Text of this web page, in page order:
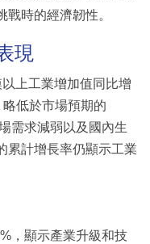
時的經濟韌性。
現
上工業增加值同比增
低於市場預期的
需求減弱以及國內生
累計增長率仍顯示工業
，顯示產業升級和技